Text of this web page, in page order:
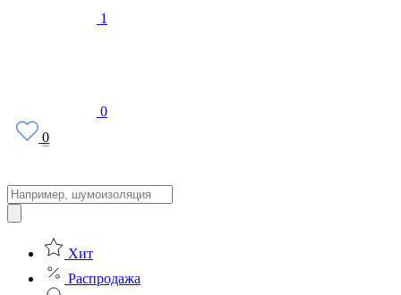
1
0
0
Поиск
товаров
Хит
Распродажа